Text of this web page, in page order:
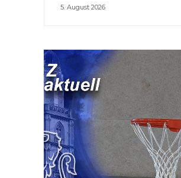
5. August 2026